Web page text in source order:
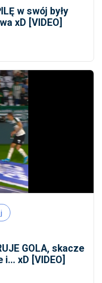
w swój były
xD [VIDEO]
GOLA, skacze
xD [VIDEO]